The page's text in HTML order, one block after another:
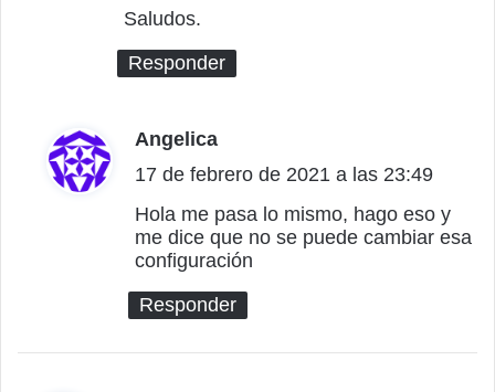
Saludos.
Responder
Angelica
i
c
e
17 de febrero de 2021 a las 23:49
Hola me pasa lo mismo, hago eso y
me dice que no se puede cambiar esa
configuración
Responder